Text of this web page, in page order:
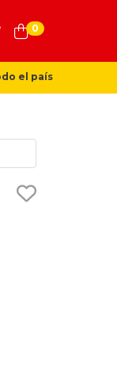
0
el país